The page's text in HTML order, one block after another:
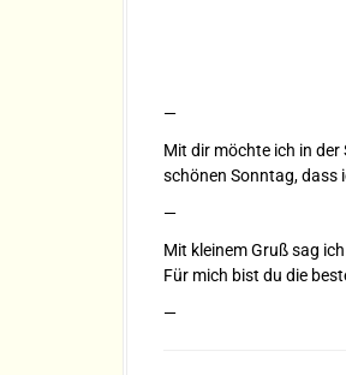
—
Mit dir möchte ich in der
schönen Sonntag, dass
—
Mit kleinem Gruß sag
Für mich bist du die
—